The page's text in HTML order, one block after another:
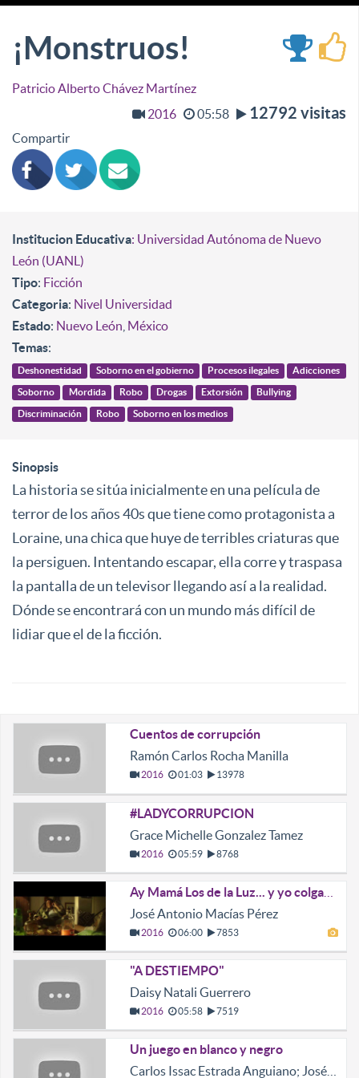
¡Monstruos!
Patricio Alberto Chávez Martínez
2016
05:58 12792 visitas
Compartir
Institucion Educativa: Universidad Autónoma de Nuevo
León (UANL)
Tipo: Ficción
Categoria: Nivel Universidad
Estado: Nuevo León México
Temas:
Deshonestidad Soborno en el gobierno Procesos ilegales Adicciones
Soborno Mordida Robo Drogas Extorsión Bullying
Discriminación Robo Soborno en los medios
Sinopsis
La historia se sitúa inicialmente en una película de
terror de los años 40s que tiene como protagonista a
Loraine, una chica que huye de terribles criaturas que
la persiguen. Intentando escapar, ella corre y traspasa
la pantalla de un televisor llegando así a la realidad.
Dónde se encontrará con un mundo más difícil de
lidiar que el de la ficción.
Cuentos de corrupción
Ramón Carlos Rocha Manilla
2016 01:03 13978
#LADYCORRUPCION
Grace Michelle Gonzalez Tamez
2016 05:59 8768
Ay Mamá Los de la Luz... y yo colgado
José Antonio Macías Pérez
2016 06:00 7853
"A DESTIEMPO"
Daisy Natali Guerrero
2016 05:58 7519
Un juego en blanco y negro
Carlos Issac Estrada Anguiano; José Adrián Villarreal Cantú